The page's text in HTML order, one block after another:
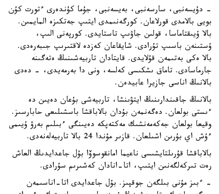
- دۇيسەنبى، سارسەنبى، بەيسەنبى، جۇما كۇندەرى ءتورت كۇن
بويى بالامدى قورلاعان. كورگەنىمدى ايتىپ جەتكىزە المايمىن.
بالا ۇيىقتاماسا، قولىن جاۋىپ تاستايدى. كورپەنى الىپ،
ۇستىنەن باسىپ تۇرادى. شايقاعان كەزدە لاقتىرىپ جىبەرەدى.
بالا ەكى بەتىمەن قۇلايدى. قايتادان تاربيەشىنىڭ ەتەگىنە
جارماسادى. تاماق ىشكىسى كەلسە، ونى دا بەرمەيدى، - دەدى
بالانىڭ اناسى جازيرا عابيدەن.
بالانىڭ جاقىندارىنىڭ ايتۋىنشا، تاربيەشى بۇعان دەيىن دە
ءىستى بولعان. دەگەنمەن بۇدان بالاباقشا باسشىلىعى حابارسىز.
وقيعا بولعان جەكەمەنشىك مەكتەپكە دەيىنگى ءبىلىم بەرۋ ۇيىمى
ءۇش اي بۇرىن اشىلعان. قازىر مۇندا 24 بالا تاربيەلەنەدى.
بالاباقشا قۇرىلتايشىسى ناعيما امانقوسوۆا بۇل جاعدايدىڭ العاش
رەت تىركەلگەنىن ايتىپ، اتا-انادان كەشىرىم سۇرادى.
- ءبىز مۇنى بىلگەن جوقپىز. بۇل جاعدايدى اتا-اناسىمەن